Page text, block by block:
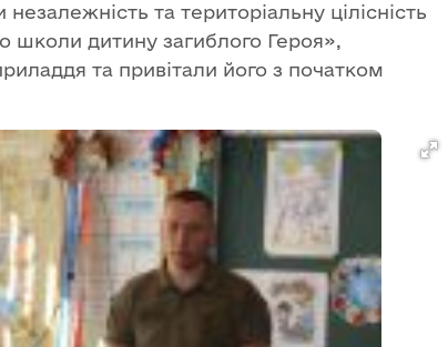
та територіальну цілісність
школи дитину загиблого Героя»,
та привітали його з початком